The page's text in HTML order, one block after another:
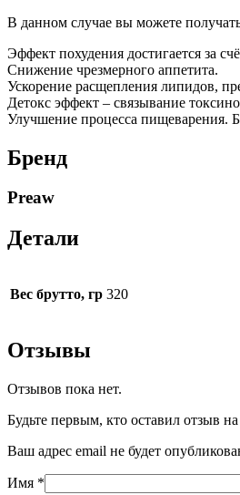
В данном случае вы можете
Эффект похудения достигается за
Снижение чрезмерного аппетита.
Ускорение расщепления липидов,
Детокс эффект – связывание
Улучшение процесса пищеварения.
Бренд
Preaw
Детали
Вес брутто, гр 320
Отзывы
Отзывов пока нет.
Будьте первым, кто оставил отзыв
Ваш адрес email не будет
Имя *